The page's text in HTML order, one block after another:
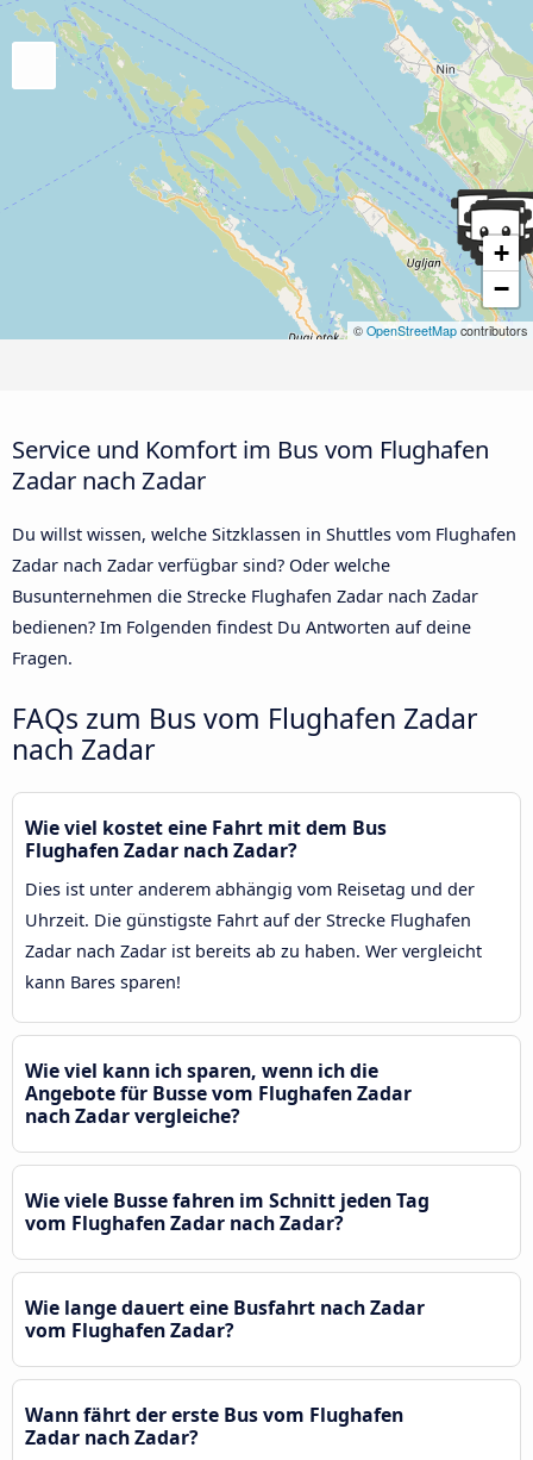
+
−
© OpenStreetMap contributors
Service und Komfort im Bus vom Flughafen
Zadar nach Zadar
Du willst wissen, welche Sitzklassen in Shuttles vom Flughafen
Zadar nach Zadar verfügbar sind? Oder welche
Busunternehmen die Strecke Flughafen Zadar nach Zadar
bedienen? Im Folgenden findest Du Antworten auf deine
Fragen.
FAQs zum Bus vom Flughafen Zadar
nach Zadar
Wie viel kostet eine Fahrt mit dem Bus
Flughafen Zadar nach Zadar?
Dies ist unter anderem abhängig vom Reisetag und der
Uhrzeit. Die günstigste Fahrt auf der Strecke Flughafen
Zadar nach Zadar ist bereits ab zu haben. Wer vergleicht
kann Bares sparen!
Wie viel kann ich sparen, wenn ich die
Angebote für Busse vom Flughafen Zadar
nach Zadar vergleiche?
Wie viele Busse fahren im Schnitt jeden Tag
vom Flughafen Zadar nach Zadar?
Wie lange dauert eine Busfahrt nach Zadar
vom Flughafen Zadar?
Wann fährt der erste Bus vom Flughafen
Zadar nach Zadar?